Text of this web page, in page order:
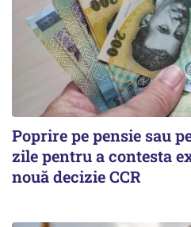
Poprire pe pensie sau
zile pentru a contesta
nouă decizie CCR